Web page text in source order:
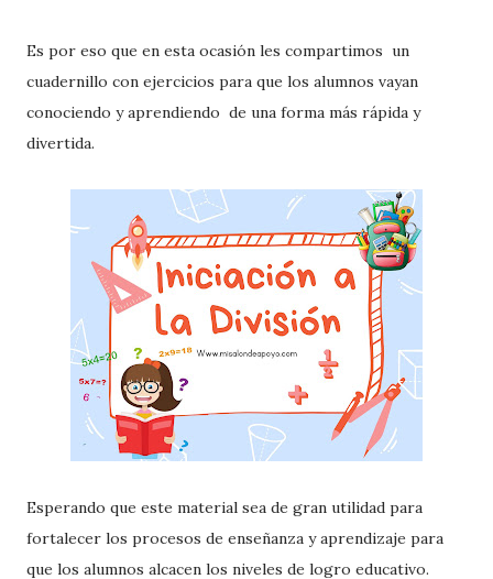
Es por eso que en esta ocasión les compartimos un
cuadernillo con ejercicios para que los alumnos vayan
conociendo y aprendiendo de una forma más rápida y
divertida.
Esperando que este material sea de gran utilidad para
fortalecer los procesos de enseñanza y aprendizaje para
que los alumnos alcacen los niveles de logro educativo.